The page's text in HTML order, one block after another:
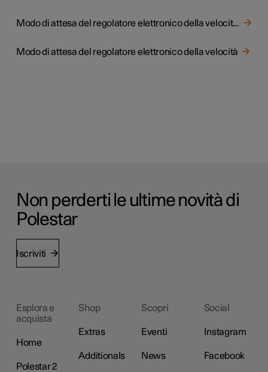
Modo di attesa del regolatore elettronico della velocità adattivo
Modo di attesa del regolatore elettronico della velocità
Non perderti le ultime novità di
Polestar
Iscriviti
Esplora e
acquista
Home
Polestar 2
Shop
Extras
Additionals
Scopri
Eventi
News
Social
Instagram
Facebook